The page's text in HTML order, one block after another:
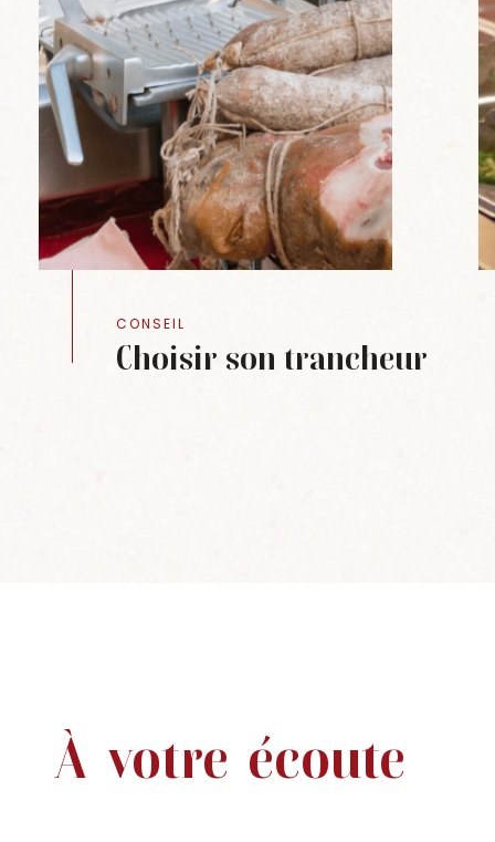
CONSEIL
Choisir son trancheur
À votre écoute